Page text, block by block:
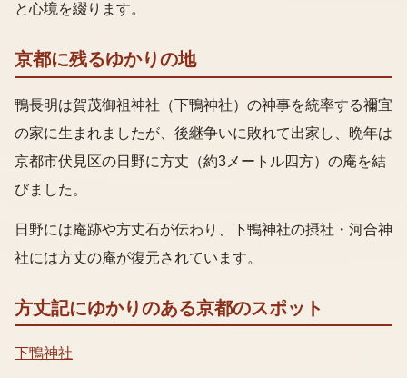
と心境を綴ります。
京都に残るゆかりの地
鴨長明は賀茂御祖神社（下鴨神社）の神事を統率する禰宜
の家に生まれましたが、後継争いに敗れて出家し、晩年は
京都市伏見区の日野に方丈（約3メートル四方）の庵を結
びました。
日野には庵跡や方丈石が伝わり、下鴨神社の摂社・河合神
社には方丈の庵が復元されています。
方丈記にゆかりのある京都のスポット
下鴨神社